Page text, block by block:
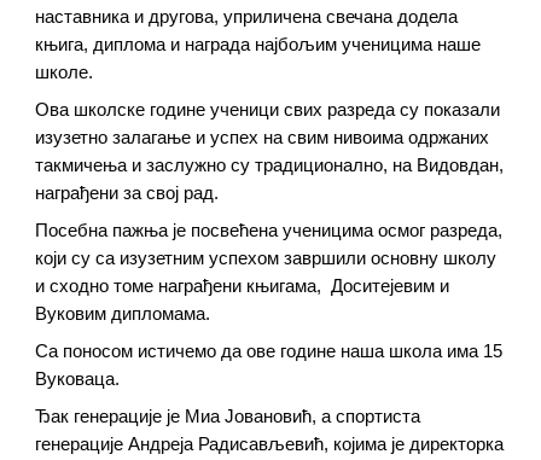
наставника и другова, уприличена свечана додела
књига, диплома и награда најбољим ученицима наше
школе.
Ова школске године ученици свих разреда су показали
изузетно залагање и успех на свим нивоима одржаних
такмичења и заслужно су традиционално, на Видовдан,
награђени за свој рад.
Посебна пажња је посвећена ученицима осмог разреда,
који су са изузетним успехом завршили основну школу
и сходно томе награђени књигама, Доситејевим и
Вуковим дипломама.
Са поносом истичемо да ове године наша школа има 15
Вуковаца.
Ђак генерације је Миа Јовановић, а спортиста
генерације Андреја Радисављевић, којима је директорка